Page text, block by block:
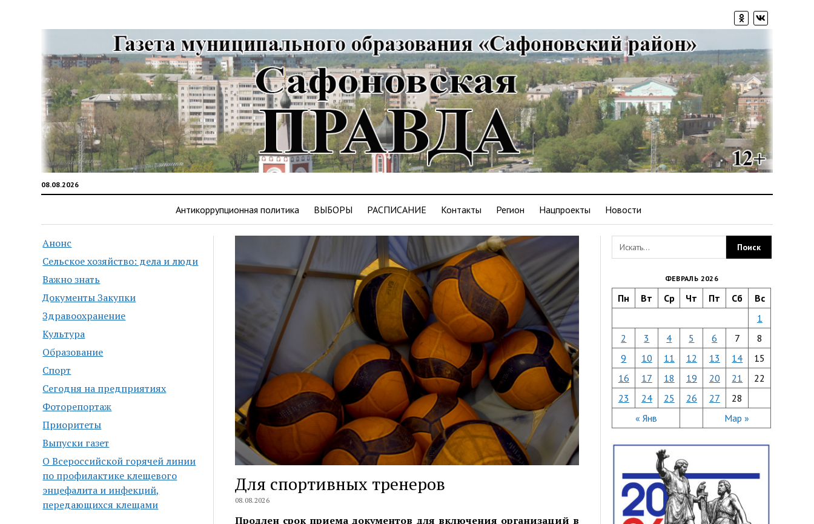
08.08.2026
Антикоррупционная политика ВЫБОРЫ РАСПИСАНИЕ Контакты Регион Нацпроекты Новости
Анонс
Сельское хозяйство: дела и люди
Важно знать
Документы Закупки
Здравоохранение
Культура
Образование
Спорт
Сегодня на предприятиях
Фоторепортаж
Приоритеты
Выпуски газет
О Всероссийской горячей линии
по профилактике клещевого
энцефалита и инфекций,
передающихся клещами
Для спортивных тренеров
08.08.2026
Продлен срок приема документов для включения организаций в
ФЕВРАЛЬ 2026
Пн Вт Ср Чт Пт Сб Вс
« Янв Мар »
1
2
3 4 5 6 7
8
9
10 11 12 13 14
15
16
17 18 19 20 21
22
23
24 25 26 27 28